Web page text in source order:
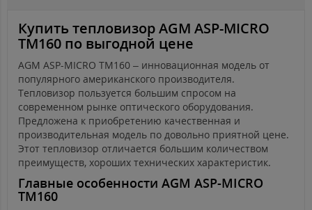
Купить тепловизор AGM ASP-MICRO
TM160 по выгодной цене
AGM ASP-MICRO TM160 – инновационная модель от
популярного американского производителя.
Тепловизор пользуется большим спросом на
современном рынке оптического оборудования.
Предложена к приобретению качественная и
производительная модель по довольно приятной цене.
Этот тепловизор отличается большим количеством
преимуществ, хороших технических характеристик.
Главные особенности AGM ASP-MICRO
TM160